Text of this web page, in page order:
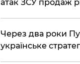
атак ЗСУ продаж
Через два роки
українське